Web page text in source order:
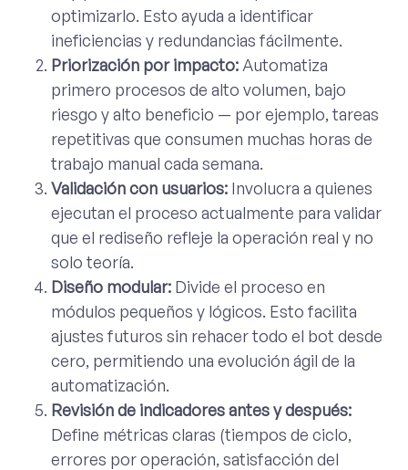
optimizarlo. Esto ayuda a identificar
ineficiencias y redundancias fácilmente.
Priorización por impacto: Automatiza
primero procesos de alto volumen, bajo
riesgo y alto beneficio — por ejemplo, tareas
repetitivas que consumen muchas horas de
trabajo manual cada semana.
Validación con usuarios: Involucra a quienes
ejecutan el proceso actualmente para validar
que el rediseño refleje la operación real y no
solo teoría.
Diseño modular: Divide el proceso en
módulos pequeños y lógicos. Esto facilita
ajustes futuros sin rehacer todo el bot desde
cero, permitiendo una evolución ágil de la
automatización.
Revisión de indicadores antes y después:
Define métricas claras (tiempos de ciclo,
errores por operación, satisfacción del